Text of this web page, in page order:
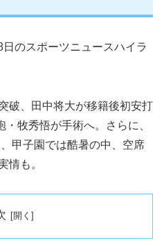
のスポーツニュースハイラ
破、田中将大が移籍後初安打
牧秀悟が手術へ。さらに、
甲子園では酷暑の中、空席
情も。